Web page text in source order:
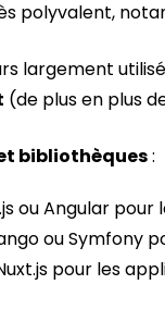
polyvalent,
largement
(de plus en plus
bibliothèques:
ou Angular
ou Symfony
pour les